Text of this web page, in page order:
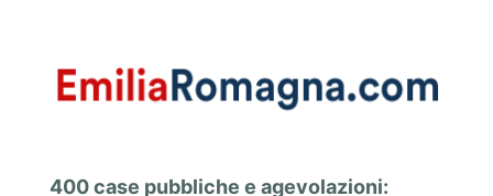
400 case pubbliche e agevolazioni: